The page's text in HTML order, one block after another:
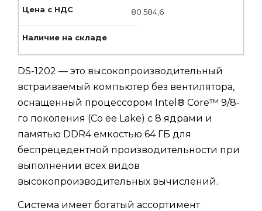
80 584,6
DS-1202 — это высокопроизводительный
встраиваемый компьютер без вентилятора,
оснащенный процессором Intel® Core™ 9/8-
го поколения (Co ee Lake) с 8 ядрами и
памятью DDR4 емкостью 64 ГБ для
беспрецедентной производительности при
выполнении всех видов
высокопроизводительных вычислений.
Система имеет богатый ассортимент